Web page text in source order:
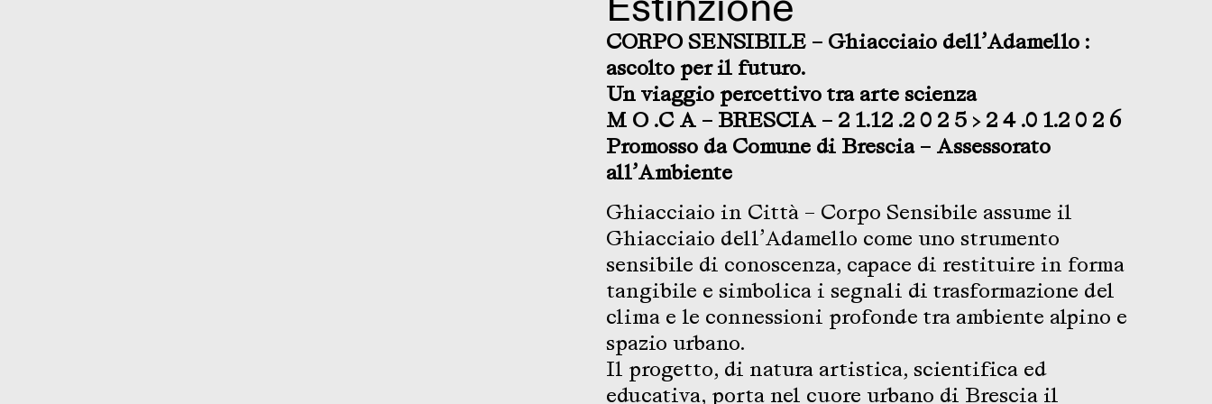
CORPO SENSIBILE – Ghiacciaio dell’Adamello :
ascolto per il futuro.
Un viaggio percettivo tra arte scienza
M O .C A – BRESCIA – 2 1.12 .2 0 2 5 > 2 4 .0 1.2 0 2 6
Promosso da Comune di Brescia – Assessorato
all’Ambiente
Ghiacciaio in Città – Corpo Sensibile assume il
Ghiacciaio dell’Adamello come uno strumento
sensibile di conoscenza, capace di restituire in forma
tangibile e simbolica i segnali di trasformazione del
clima e le connessioni profonde tra ambiente alpino e
spazio urbano.
Il progetto, di natura artistica, scientifica ed
educativa, porta nel cuore urbano di Brescia il